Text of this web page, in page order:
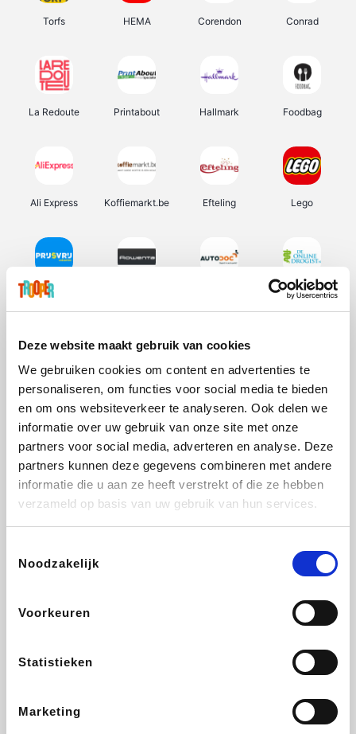
Deze website maakt gebruik van cookies
We gebruiken cookies om content en advertenties te
personaliseren, om functies voor social media te bieden
en om ons websiteverkeer te analyseren. Ook delen we
informatie over uw gebruik van onze site met onze
partners voor social media, adverteren en analyse. Deze
partners kunnen deze gegevens combineren met andere
informatie die u aan ze heeft verstrekt of die ze hebben
verzameld op basis van uw gebruik van hun services.
Noodzakelijk
Voorkeuren
Statistieken
Marketing
Torfs HEMA Corendon Conrad
La Redoute Printabout Hallmark Foodbag
Ali Express Koffiemarkt.be Efteling Lego
Prijsvrij De Online Drogist
Vidaxl Lampenlicht.be Adidas Hotels.com
DectDirect
Brussels Airlines
EuroGifts Get Your Guide